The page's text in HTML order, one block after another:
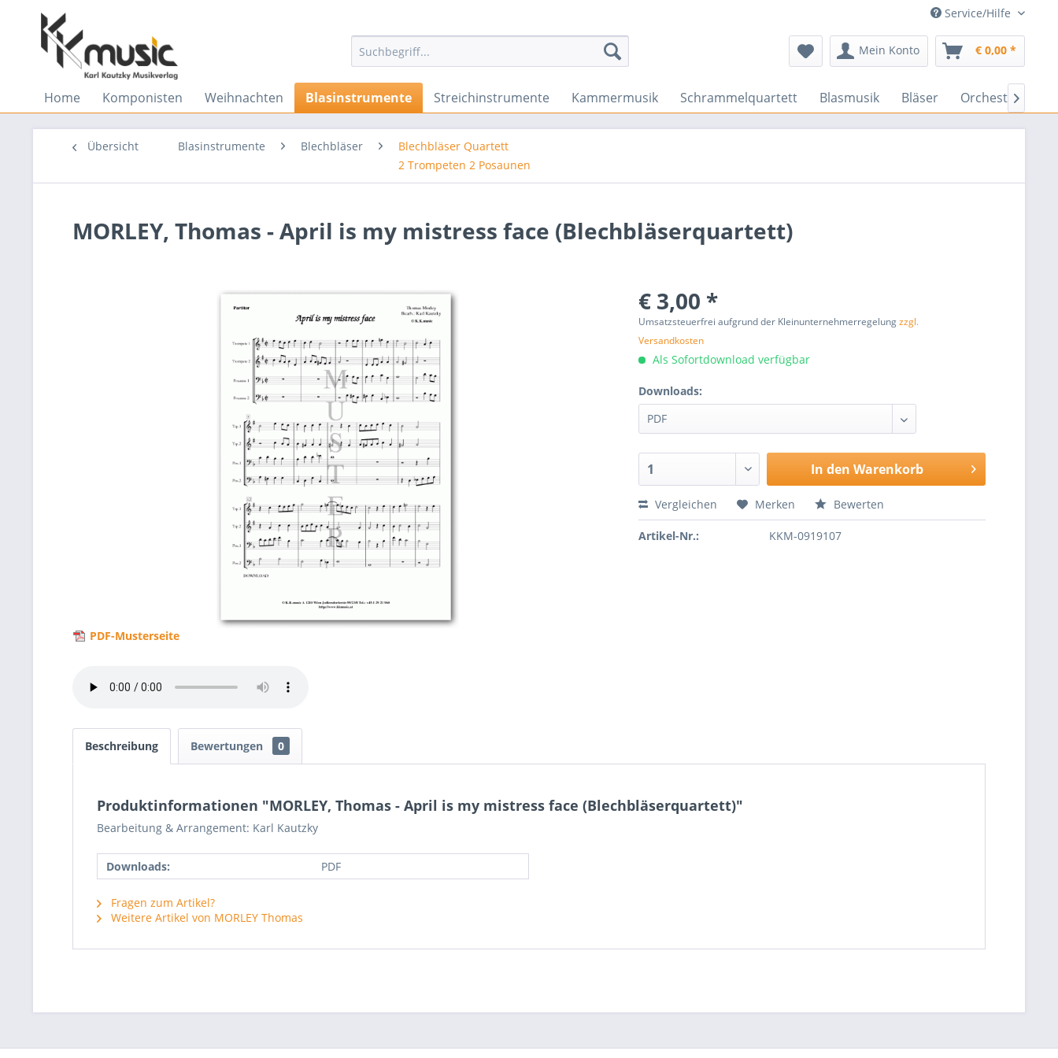
Service/Hilfe
Mein Konto € 0,00 *
Home Komponisten Weihnachten Blasinstrumente Streichinstrumente Kammermusik Schrammelquartett Blasmusik Bläser Orchester

Übersicht Blasinstrumente Blechbläser
Blechbläser Quartett
2 Trompeten 2 Posaunen
MORLEY, Thomas - April is my mistress face (Blechbläserquartett)
PDF-Musterseite
€ 3,00 *
Umsatzsteuerfrei aufgrund der Kleinunternehmerregelungzzgl.
Versandkosten
Als Sofortdownload verfügbar
Downloads:
In den Warenkorb
Vergleichen Merken Bewerten
Artikel-Nr.: KKM-0919107
Beschreibung Bewertungen 0
Produktinformationen "MORLEY, Thomas - April is my mistress face (Blechbläserquartett)"
Bearbeitung & Arrangement: Karl Kautzky
Downloads: PDF
Fragen zum Artikel?
Weitere Artikel von MORLEY Thomas